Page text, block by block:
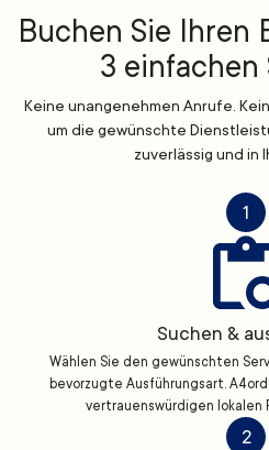
Buchen Sie Ihren
3
Keine unangenehmen Anrufe.
um die gewünschte
zuverlässig und in
1
Suchen &
Wählen Sie den gewünschten
bevorzugte Ausführungsart.
vertrauenswürdigen lokalen
2